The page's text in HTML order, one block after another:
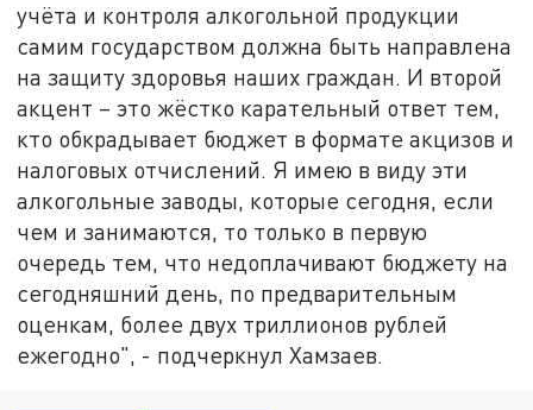
учёта и контроля алкогольной продукции
самим государством должна быть направлена
на защиту здоровья наших граждан. И второй
акцент – это жёстко карательный ответ тем,
кто обкрадывает бюджет в формате акцизов и
налоговых отчислений. Я имею в виду эти
алкогольные заводы, которые сегодня, если
чем и занимаются, то только в первую
очередь тем, что недоплачивают бюджету на
сегодняшний день, по предварительным
оценкам, более двух триллионов рублей
ежегодно", - подчеркнул Хамзаев.